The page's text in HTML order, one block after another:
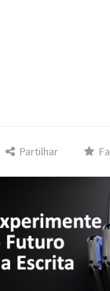
Partilhar